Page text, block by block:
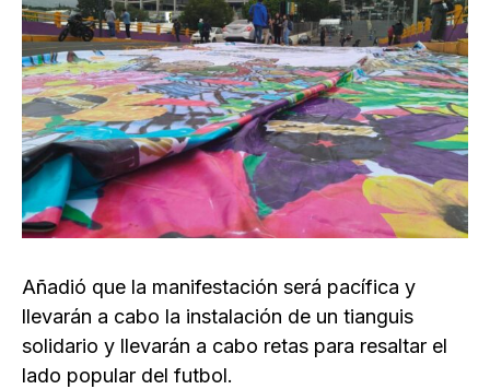
Añadió que la manifestación será pacífica y
llevarán a cabo la instalación de un tianguis
solidario y llevarán a cabo retas para resaltar el
lado popular del futbol.